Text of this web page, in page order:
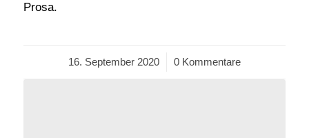
Prosa.
16. September 2020
/ 0 Kommentare